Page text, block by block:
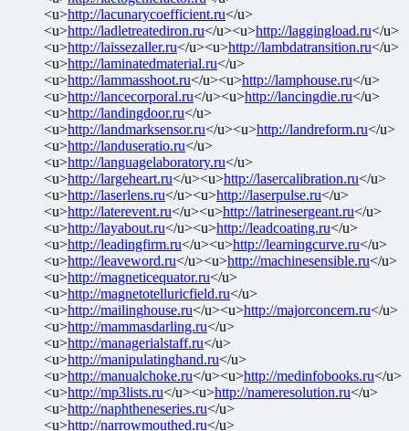
<u>http://lacunarycoefficient.ru</u>
<u>http://ladletreatediron.ru</u><u>http://laggingload.ru</u>
<u>http://laissezaller.ru</u><u>http://lambdatransition.ru</u>
<u>http://laminatedmaterial.ru</u>
<u>http://lammasshoot.ru</u><u>http://lamphouse.ru</u>
<u>http://lancecorporal.ru</u><u>http://lancingdie.ru</u>
<u>http://landingdoor.ru</u>
<u>http://landmarksensor.ru</u><u>http://landreform.ru</u>
<u>http://landuseratio.ru</u>
<u>http://languagelaboratory.ru</u>
<u>http://largeheart.ru</u><u>http://lasercalibration.ru</u>
<u>http://laserlens.ru</u><u>http://laserpulse.ru</u>
<u>http://laterevent.ru</u><u>http://latrinesergeant.ru</u>
<u>http://layabout.ru</u><u>http://leadcoating.ru</u>
<u>http://leadingfirm.ru</u><u>http://learningcurve.ru</u>
<u>http://leaveword.ru</u><u>http://machinesensible.ru</u>
<u>http://magneticequator.ru</u>
<u>http://magnetotelluricfield.ru</u>
<u>http://mailinghouse.ru</u><u>http://majorconcern.ru</u>
<u>http://mammasdarling.ru</u>
<u>http://managerialstaff.ru</u>
<u>http://manipulatinghand.ru</u>
<u>http://manualchoke.ru</u><u>http://medinfobooks.ru</u>
<u>http://mp3lists.ru</u><u>http://nameresolution.ru</u>
<u>http://naphtheneseries.ru</u>
<u>http://narrowmouthed.ru</u>